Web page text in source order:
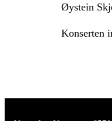
Øystein
Konserten